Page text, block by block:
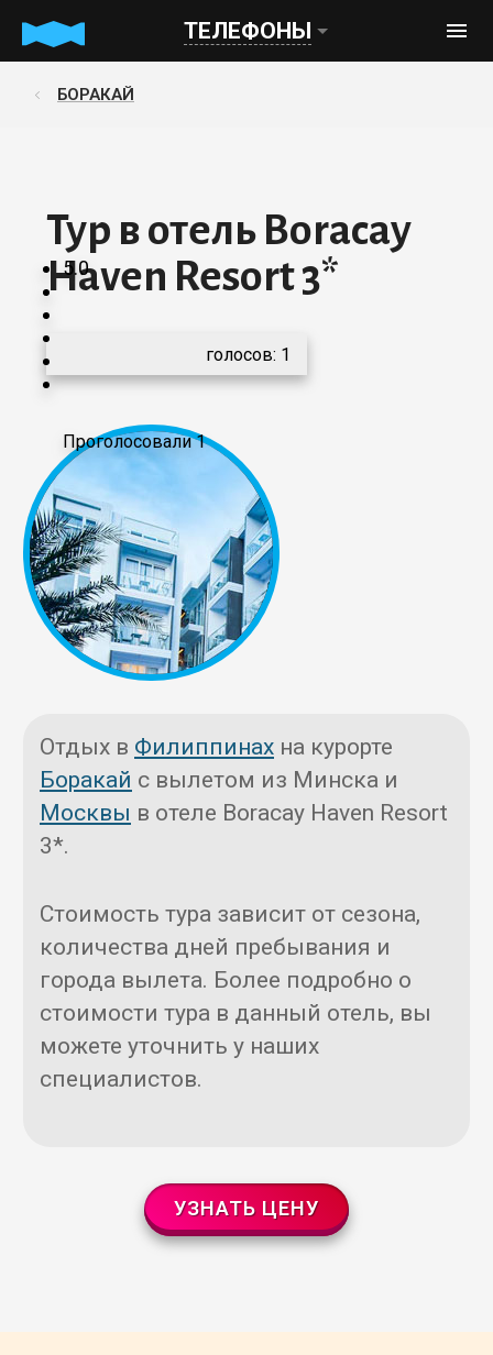
ТЕЛЕФОНЫ
БОРАКАЙ
Тур в отель Boracay
Haven Resort 3*
5.0
Проголосовали 1
голосов: 1
Отдых в Филиппинах на курорте
Боракай с вылетом из Минска и
Москвы в отеле Boracay Haven Resort
3*.
Стоимость тура зависит от сезона,
количества дней пребывания и
города вылета. Более подробно о
стоимости тура в данный отель, вы
можете уточнить у наших
специалистов.
УЗНАТЬ ЦЕНУ